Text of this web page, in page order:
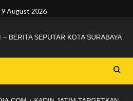
9 August 2026
BERITA SEPUTAR KOTA SURABAYA